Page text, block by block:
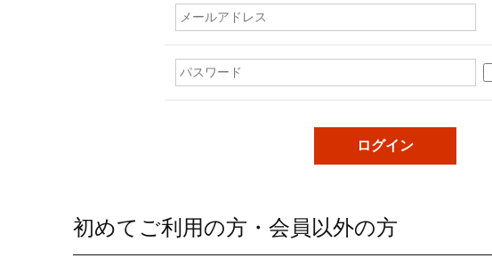
初めてご利用の方・会員以外の方